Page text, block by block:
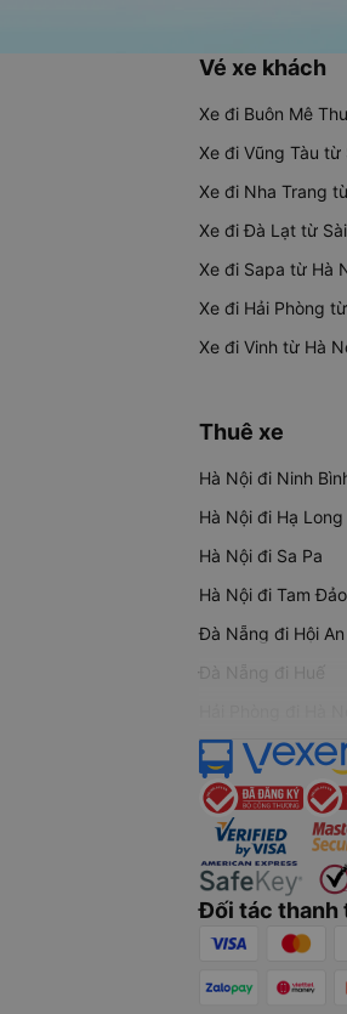
Vé xe khách
Xe đi Buôn Mê
Xe đi Vũng Tàu từ
Xe đi Nha Trang
Xe đi Đà Lạt từ
Xe đi Sapa từ Hà
Xe đi Hải Phòng
Xe đi Vinh từ Hà
Thuê xe
Hà Nội đi Ninh
Hà Nội đi Hạ Long
Hà Nội đi Sa Pa
Hà Nội đi Tam Đảo
Đà Nẵng đi Hội An
Đà Nẵng đi Huế
Đối tác thanh